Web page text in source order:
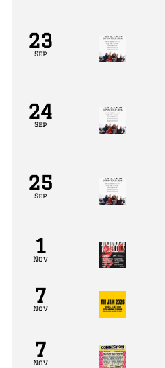
23
Sep
24
Sep
25
Sep
1
Nov
7
Nov
7
Nov